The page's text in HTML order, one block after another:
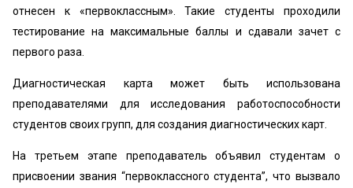
отнесен к «первоклассным». Такие студенты проходили
тестирование на максимальные баллы и сдавали зачет с
первого раза.
Диагностическая карта может быть использована
преподавателями для исследования работоспособности
студентов своих групп, для создания диагностических карт.
На третьем этапе преподаватель объявил студентам о
присвоении звания “первоклассного студента”, что вызвало